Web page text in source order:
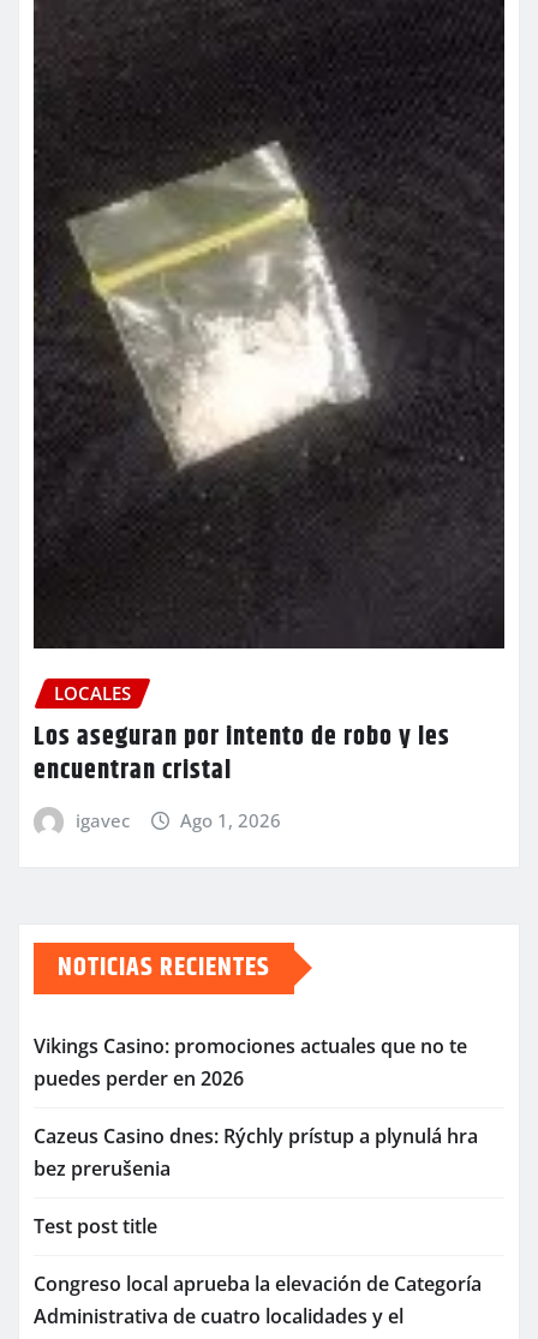
LOCALES
Los aseguran por intento de robo y les
encuentran cristal
igavec Ago 1, 2026
NOTICIAS RECIENTES
Vikings Casino: promociones actuales que no te
puedes perder en 2026
Cazeus Casino dnes: Rýchly prístup a plynulá hra
bez prerušenia
Test post title
Congreso local aprueba la elevación de Categoría
Administrativa de cuatro localidades y el